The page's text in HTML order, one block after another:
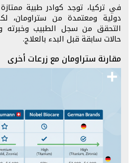
في تركيا، توجد كوادر طبية
دولية ومعتمدة من ستراومان،
التحقق من سجل الطبيب وخبرته
حالات سابقة قبل البدء بالعلاج.
مقارنة ستراومان مع زرعات أخرى